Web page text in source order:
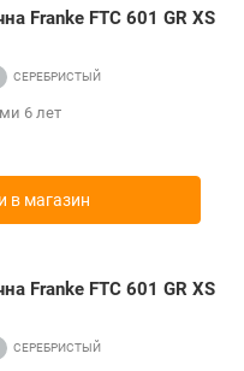
Franke FTC 601 GR XS
6 лет
в магазин
Franke FTC 601 GR XS